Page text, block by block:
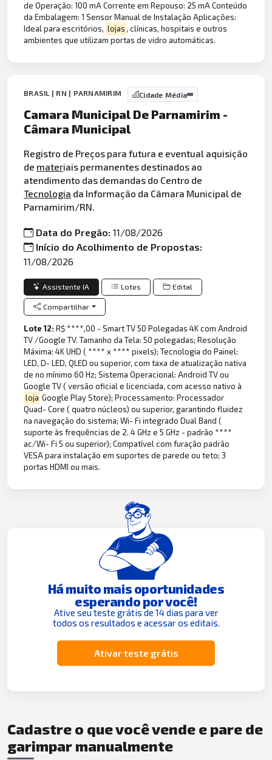
de Operação: 100 mA Corrente em Repouso: 25 mA Conteúdo
da Embalagem: 1 Sensor Manual de Instalação Aplicações:
Ideal para escritórios, lojas, clínicas, hospitais e outros
ambientes que utilizam portas de vidro automáticas.
BRASIL | RN | PARNAMIRIM Cidade Média
Camara Municipal De Parnamirim -
Câmara Municipal
Registro de Preços para futura e eventual aquisição
de materiais permanentes destinados ao
atendimento das demandas do Centro de
Tecnologia da Informação da Câmara Municipal de
Parnamirim/RN.
Data do Pregão:11/08/2026
Início do Acolhimento de Propostas:
11/08/2026
Assistente IA Lotes Edital
Compartilhar
Lote 12:R$ ****,00 - Smart TV 50 Polegadas 4K com Android
TV /Google TV. Tamanho da Tela: 50 polegadas; Resolução
Máxima: 4K UHD ( **** x **** pixels); Tecnologia do Painel:
LED, D- LED, QLED ou superior, com taxa de atualização nativa
de no mínimo 60 Hz; Sistema Operacional: Android TV ou
Google TV ( versão oficial e licenciada, com acesso nativo à
loja Google Play Store); Processamento: Processador
Quad- Core ( quatro núcleos) ou superior, garantindo fluidez
na navegação do sistema; Wi- Fi integrado Dual Band (
suporte às frequências de 2. 4 GHz e 5 GHz - padrão ****
ac/Wi- Fi 5 ou superior); Compatível com furação padrão
VESA para instalação em suportes de parede ou teto; 3
portas HDMI ou mais.
Há muito mais oportunidades
esperando por você!
Ative seu teste grátis de 14 dias para ver
todos os resultados e acessar os editais.
Ativar teste grátis
Cadastre o que você vende e pare de
garimpar manualmente